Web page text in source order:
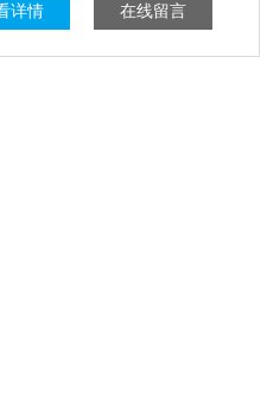
详情 在线留言